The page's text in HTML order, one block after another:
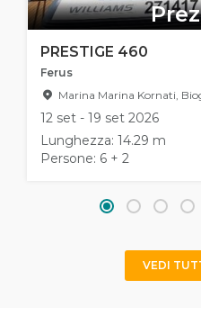
PRESTIGE 460
Ferus
Marina Marina Kornati,
12 set - 19 set 2026
Lunghezza: 14.29 m
Persone: 6 + 2
VEDI